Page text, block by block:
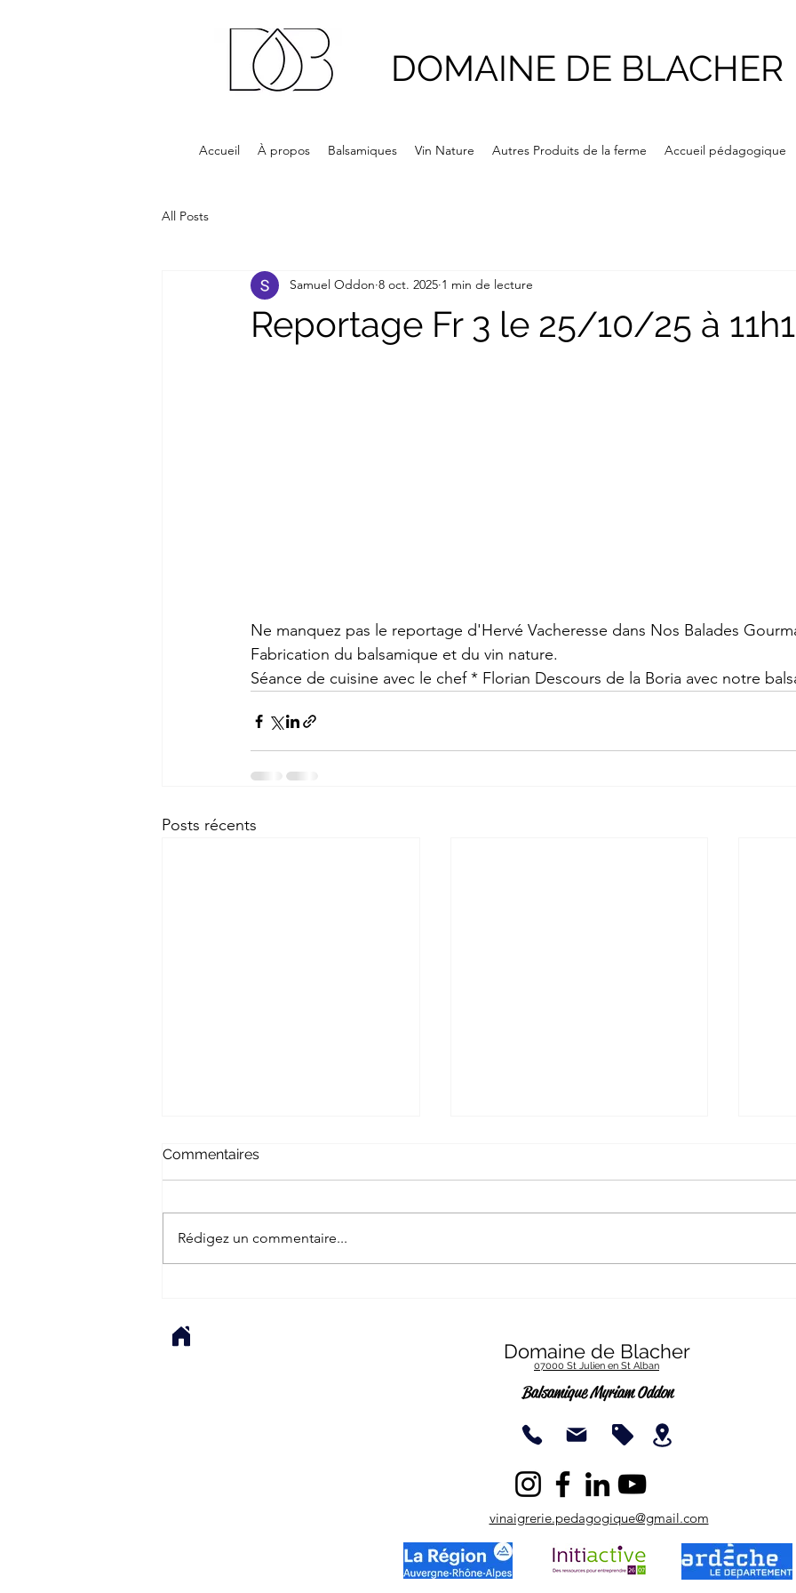
DOMAINE DE BLACHER
Accueil À propos Balsamiques Vin Nature Autres Produits de la ferme Accueil pédagogique
All Posts
Reportage Fr 3 le 25/10/25 à
Samuel Oddon 8 oct. 2025 1 min de lecture
Ne manquez pas le reportage d'Hervé Vacheresse dans Nos Balades
Fabrication du balsamique et du vin nature.
Séance de cuisine avec le chef * Florian Descours de la Boria avec notre
Posts récents
Rhône pour tous les
cépages !!! Rendez vous en
Commentaires
Rédigez un commentaire...
Domaine de Blacher
07000 St Julien en St Alban
Balsamique Myriam Oddon
vinaigrerie.pedagogique@gmail.com